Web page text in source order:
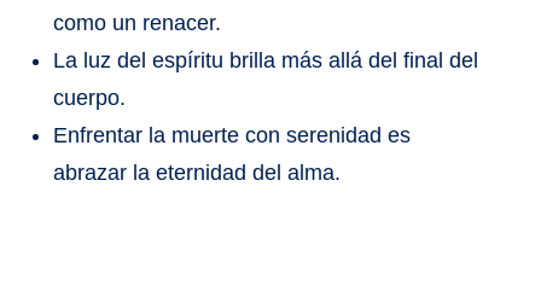
como un renacer.
La luz del espíritu brilla más allá del final del
cuerpo.
Enfrentar la muerte con serenidad es
abrazar la eternidad del alma.